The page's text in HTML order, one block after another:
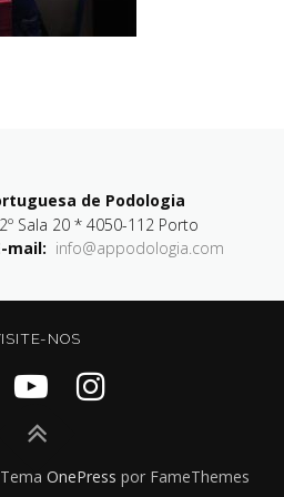
de Podologia
Sala 20 * 4050-112 Porto
mail: info@appodologia.com
NOS
Tema OnePress por FameThemes